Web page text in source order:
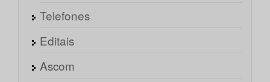
Telefones
Editais
Ascom